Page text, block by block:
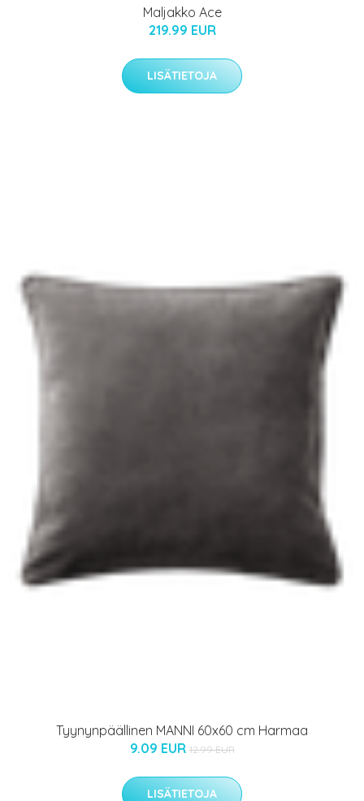
Maljakko Ace
219.99 EUR
LISÄTIETOJA
Tyynynpäällinen MANNI 60x60 cm Harmaa
9.09 EUR 12.99 EUR
LISÄTIETOJA